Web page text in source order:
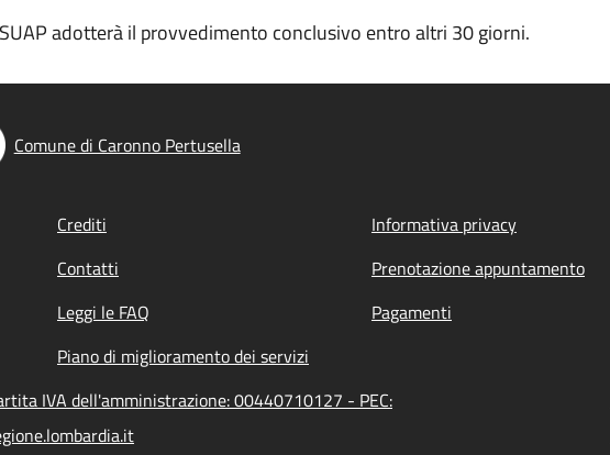
adotterà il provvedimento conclusivo entro altri 30 giorni.
Comune di Caronno Pertusella
Crediti Informativa privacy
Contatti Prenotazione appuntamento
Leggi le FAQ Pagamenti
Piano di miglioramento dei servizi
IVA dell'amministrazione: 00440710127 - PEC: